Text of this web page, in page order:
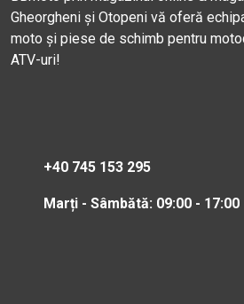
Gheorgheni și Otopeni vă oferă
moto și piese de schimb pentru
ATV-uri!
+40 745 153 295
Marți - Sâmbătă: 09:00 - 17:00